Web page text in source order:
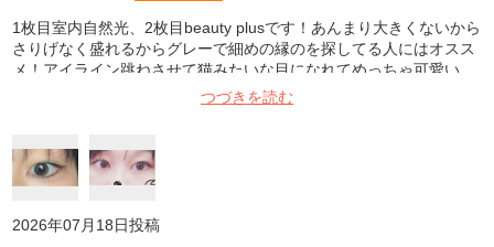
1枚目室内自然光、2枚目beauty plusです！あんまり大きくないから
さりげなく盛れるからグレーで細めの縁のを探してる人にはオスス
メ！アイライン跳ねさせて猫みたいな目になれてめっちゃ可愛い。
つづきを読む
2026年07月18日投稿